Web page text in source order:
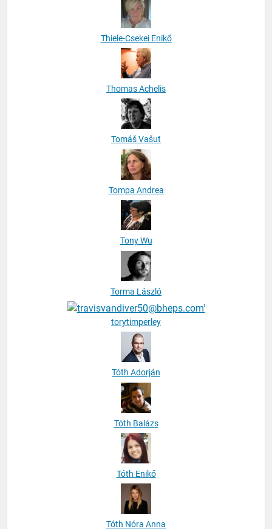
Thiele-Csekei Enikő
Thomas Achelis
Tomáš Vašut
Tompa Andrea
Tony Wu
Torma László
torytimperley
Tóth Adorján
Tóth Balázs
Tóth Enikő
Tóth Nóra Anna